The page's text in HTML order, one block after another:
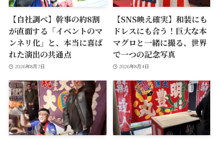
【自社調べ】幹事の約8割
が直面する「イベントのマ
ンネリ化」と、本当に喜ば
れた演出の共通点
2026年8月7日
【SNS映え確実】和装にも
ドレスにも合う！巨大な本
マグロと一緒に撮る、世界
で一つの記念写真
2026年8月4日